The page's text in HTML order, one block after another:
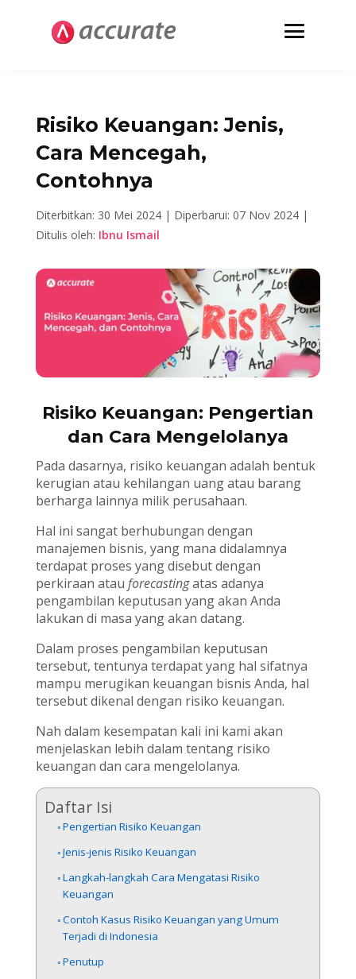
Risiko Keuangan: Jenis,
Cara Mencegah,
Contohnya
Diterbitkan: 30 Mei 2024 | Diperbarui: 07 Nov 2024 |
Ditulis oleh: Ibnu Ismail
Risiko Keuangan: Pengertian
dan Cara Mengelolanya
Pada dasarnya, risiko keuangan adalah bentuk
kerugian atau kehilangan uang atau barang
berharga lainnya milik perusahaan.
Hal ini sangat berhubungan dengan
manajemen bisnis, yang mana didalamnya
terdapat proses yang disebut dengan
perkiraan atau forecastingatas adanya
pengambilan keputusan yang akan Anda
lakukan di masa yang akan datang.
Dalam proses pengambilan keputusan
tersebut, tentunya terdapat yang hal sifatnya
mampu merugikan keuangan bisnis Anda, hal
tersebut dikenal dengan risiko keuangan.
Nah dalam kesempatan kali ini kami akan
menjelaskan lebih dalam tentang risiko
keuangan dan cara mengelolanya.
Daftar Isi
Pengertian Risiko Keuangan
Jenis-jenis Risiko Keuangan
Langkah-langkah Cara Mengatasi Risiko
Keuangan
Contoh Kasus Risiko Keuangan yang Umum
Terjadi di Indonesia
Penutup